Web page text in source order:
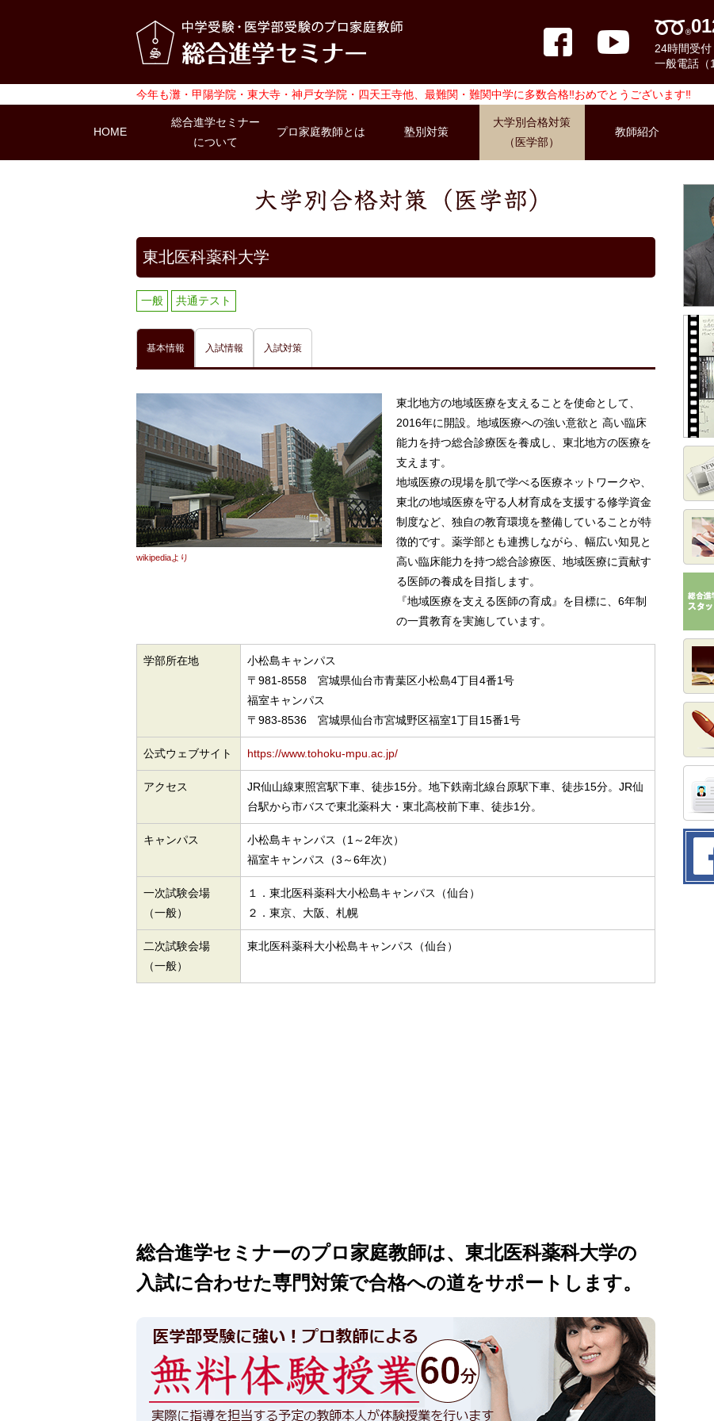
24時間受付
一般電話
今年も灘・甲陽学院・東大寺・神戸女学院・四天王寺他、最難関・難関中学に多数合格‼おめでとうございます‼
HOME
総合進学セミナー
について
プロ家庭教師とは 塾別対策
大学別合格対策
（医学部）
教師紹介
東北医科薬科大学
一般 共通テスト
基本情報 入試情報 入試対策
wikipediaより
東北地方の地域医療を支えることを使命として、
2016年に開設。地域医療への強い意欲と 高い臨床
能力を持つ総合診療医を養成し、東北地方の医療を
支えます。
地域医療の現場を肌で学べる医療ネットワークや、
東北の地域医療を守る人材育成を支援する修学資金
制度など、独自の教育環境を整備していることが特
徴的です。薬学部とも連携しながら、幅広い知見と
高い臨床能力を持つ総合診療医、地域医療に貢献す
る医師の養成を目指します。
『地域医療を支える医師の育成』を目標に、6年制
の一貫教育を実施しています。
学部所在地
小松島キャンパス
〒981-8558 宮城県仙台市青葉区小松島4丁目4番1号
福室キャンパス
〒983-8536 宮城県仙台市宮城野区福室1丁目15番1号
公式ウェブサイト https://www.tohoku-mpu.ac.jp/
アクセス
JR仙山線東照宮駅下車、徒歩15分。地下鉄南北線台原駅下車、徒歩15分。JR仙
台駅から市バスで東北薬科大・東北高校前下車、徒歩1分。
キャンパス
小松島キャンパス（1～2年次）
福室キャンパス（3～6年次）
一次試験会場
（一般）
１．東北医科薬科大小松島キャンパス（仙台）
２．東京、大阪、札幌
二次試験会場
（一般）
東北医科薬科大小松島キャンパス（仙台）
総合進学セミナーのプロ家庭教師は、東北医科薬科大学の
入試に合わせた専門対策で合格への道をサポートします。